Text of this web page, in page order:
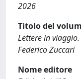
2026
Titolo del
Lettere in
Federico Zuccari
Nome editore